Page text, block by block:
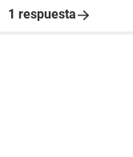
1 respuesta